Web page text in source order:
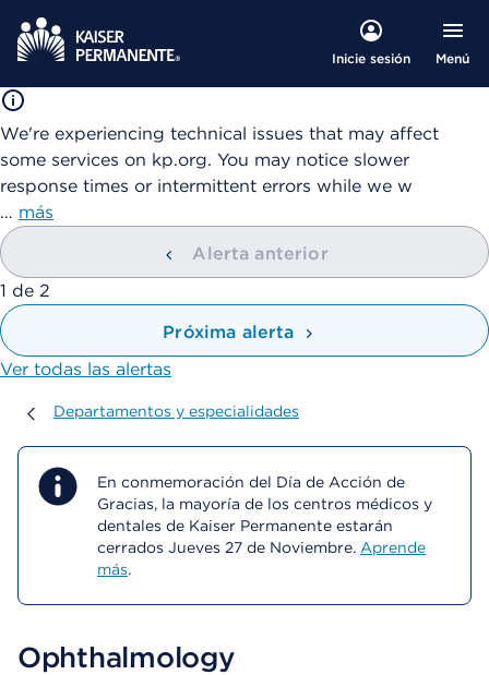
Inicie sesión Menú
We're experiencing technical issues that may affect
some services on kp.org. You may notice slower
response times or intermittent errors while we w
… más
Alerta anterior
mostrando
1 de 2
Próxima alerta
Ver todas las alertas
Departamentos y especialidades
Departamentos y especialidades
En conmemoración del Día de Acción de
Gracias, la mayoría de los centros médicos y
dentales de Kaiser Permanente estarán
cerrados Jueves 27 de Noviembre. Aprende
más.
Ophthalmology